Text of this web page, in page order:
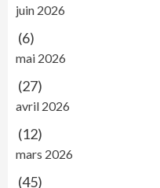
juin 2026
(6)
mai 2026
(27)
avril 2026
(12)
mars 2026
(45)